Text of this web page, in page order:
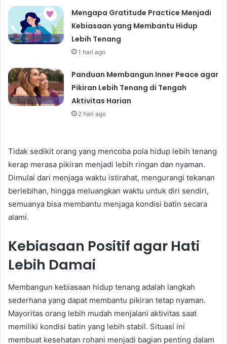
Mengapa Gratitude Practice Menjadi
Kebiasaan yang Membantu Hidup
Lebih Tenang
1 hari ago
Panduan Membangun Inner Peace agar
Pikiran Lebih Tenang di Tengah
Aktivitas Harian
2 hari ago
Tidak sedikit orang yang mencoba pola hidup lebih tenang
kerap merasa pikiran menjadi lebih ringan dan nyaman.
Dimulai dari menjaga waktu istirahat, mengurangi tekanan
berlebihan, hingga meluangkan waktu untuk diri sendiri,
semuanya bisa membantu menjaga kondisi batin secara
alami.
Kebiasaan Positif agar Hati
Lebih Damai
Membangun kebiasaan hidup tenang adalah langkah
sederhana yang dapat membantu pikiran tetap nyaman.
Mayoritas orang lebih mudah menjalani aktivitas saat
memiliki kondisi batin yang lebih stabil. Situasi ini
membuat kesehatan rohani menjadi bagian penting dalam